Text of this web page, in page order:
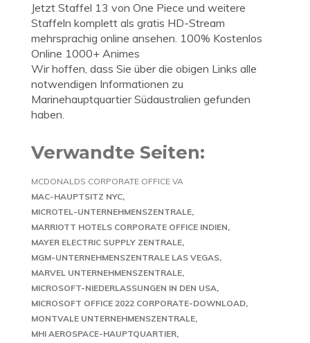
Jetzt Staffel 13 von One Piece und weitere
Staffeln komplett als gratis HD-Stream
mehrsprachig online ansehen. 100% Kostenlos
Online 1000+ Animes
Wir hoffen, dass Sie über die obigen Links alle
notwendigen Informationen zu
Marinehauptquartier Südaustralien gefunden
haben.
Verwandte Seiten:
MCDONALDS CORPORATE OFFICE VA
MAC-HAUPTSITZ NYC
MICROTEL-UNTERNEHMENSZENTRALE
MARRIOTT HOTELS CORPORATE OFFICE INDIEN
MAYER ELECTRIC SUPPLY ZENTRALE
MGM-UNTERNEHMENSZENTRALE LAS VEGAS
MARVEL UNTERNEHMENSZENTRALE
MICROSOFT-NIEDERLASSUNGEN IN DEN USA
MICROSOFT OFFICE 2022 CORPORATE-DOWNLOAD
MONTVALE UNTERNEHMENSZENTRALE
MHI AEROSPACE-HAUPTQUARTIER